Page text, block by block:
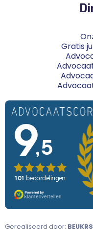
Gratis
Gerealiseerd door: BEUKRS